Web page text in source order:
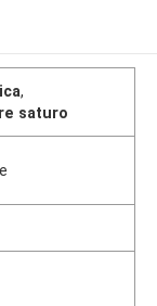
,
saturo